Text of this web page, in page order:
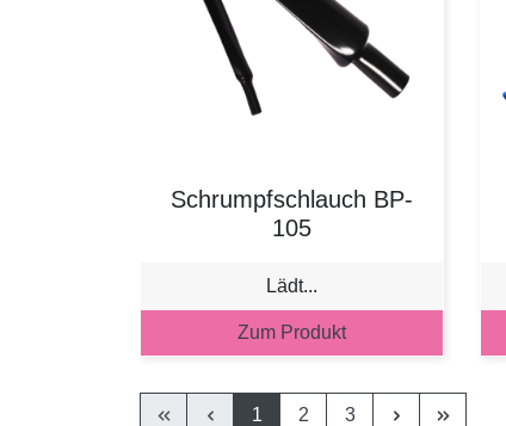
Schrumpfschlauch BP-
105
Lädt...
Zum Produkt
1 2 3